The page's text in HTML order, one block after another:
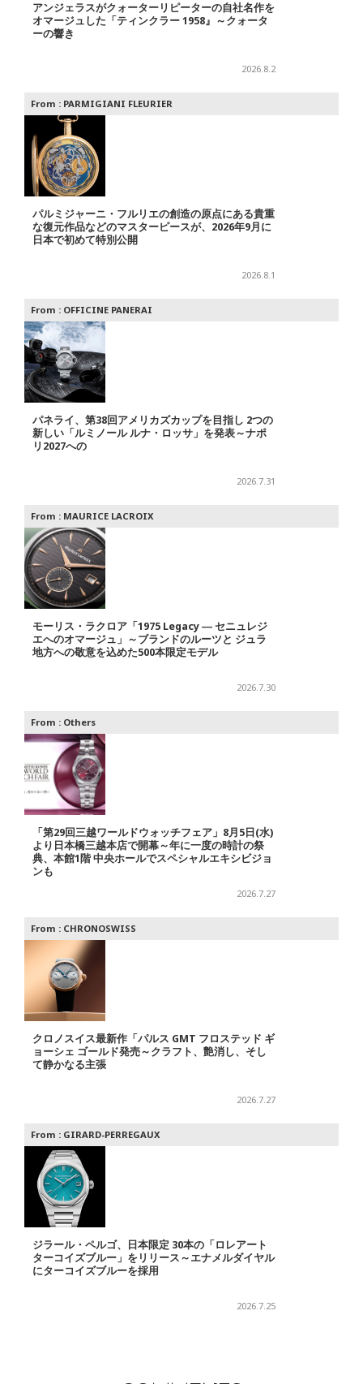
アンジェラスがクォーターリピーターの自社名作を
オマージュした「ティンクラー 1958』～クォータ
ーの響き
2026.8.2
From : PARMIGIANI FLEURIER
パルミジャーニ・フルリエの創造の原点にある貴重
な復元作品などのマスターピースが、2026年9月に
日本で初めて特別公開
2026.8.1
From : OFFICINE PANERAI
パネライ、第38回アメリカズカップを目指し 2つの
新しい「ルミノール ルナ・ロッサ」を発表～ナポ
リ2027への
2026.7.31
From : MAURICE LACROIX
モーリス・ラクロア「1975 Legacy ― セニュレジ
エへのオマージュ」～ブランドのルーツと ジュラ
地方への敬意を込めた500本限定モデル
2026.7.30
From : Others
「第29回三越ワールドウォッチフェア」8月5日(水)
より日本橋三越本店で開幕～年に一度の時計の祭
典、本館1階 中央ホールでスペシャルエキシビジョ
ンも
2026.7.27
From : CHRONOSWISS
クロノスイス最新作「パルス GMT フロステッド ギ
ョーシェ ゴールド発売～クラフト、艶消し、そし
て静かなる主張
2026.7.27
From : GIRARD-PERREGAUX
ジラール・ペルゴ、日本限定 30本の「ロレアート
ターコイズブルー」をリリース～エナメルダイヤル
にターコイズブルーを採用
2026.7.25